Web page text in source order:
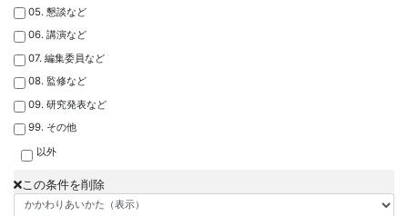
05. 懇談など
06. 講演など
07. 編集委員など
08. 監修など
09. 研究発表など
99. その他
以外
この条件を削除